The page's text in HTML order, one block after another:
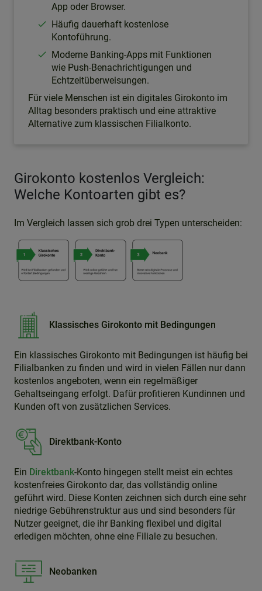
App oder Browser.
Häufig dauerhaft kostenlose
Kontoführung.
Moderne Banking-Apps mit Funktionen
wie Push-Benachrichtigungen und
Echtzeitüberweisungen.
Für viele Menschen ist ein digitales Girokonto im
Alltag besonders praktisch und eine attraktive
Alternative zum klassischen Filialkonto.
Girokonto kostenlos Vergleich:
Welche Kontoarten gibt es?
Im Vergleich lassen sich grob drei Typen unterscheiden:
Klassisches Girokonto mit Bedingungen
Ein klassisches Girokonto mit Bedingungen ist häufig bei
Filialbanken zu finden und wird in vielen Fällen nur dann
kostenlos angeboten, wenn ein regelmäßiger
Gehaltseingang erfolgt. Dafür profitieren Kundinnen und
Kunden oft von zusätzlichen Services.
Direktbank-Konto
Ein Direktbank-Konto hingegen stellt meist ein echtes
kostenfreies Girokonto dar, das vollständig online
geführt wird. Diese Konten zeichnen sich durch eine sehr
niedrige Gebührenstruktur aus und sind besonders für
Nutzer geeignet, die ihr Banking flexibel und digital
erledigen möchten, ohne eine Filiale zu besuchen.
Neobanken